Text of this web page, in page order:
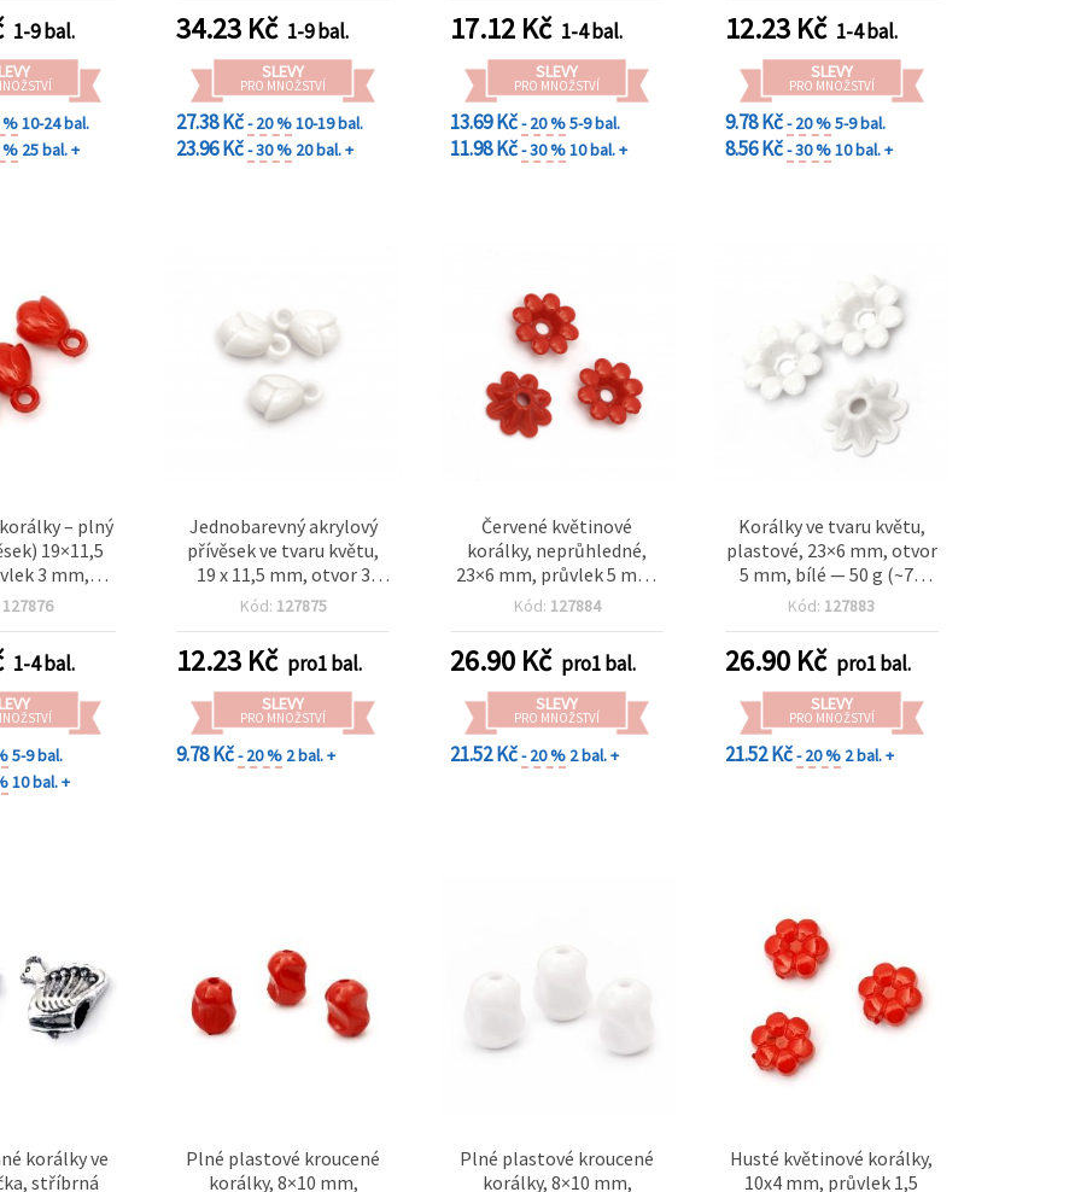
20 g ~195
a výrobu
1-9 bal.
%10-24 bal.
% 25 bal. +
34.23 Kč 1-9 bal.
SLEVY
PRO MNOŽSTVÍ
27.38 Kč- 20 %10-19 bal.
23.96 Kč- 30 % 20 bal. +
17.12 Kč 1-4 bal.
SLEVY
PRO MNOŽSTVÍ
13.69 Kč- 20 %5-9 bal.
11.98 Kč- 30 %10 bal. +
12.23Kč 1-4 bal.
SLEVY
PRO MNOŽSTVÍ
9.78 Kč- 20 %5-9 bal.
8.56 Kč- 30 %10 bal. +
– plný
19×11,5
3 mm,
g (~21 ks)
127876
1-4 bal.
5-9 bal.
10 bal. +
Jednobarevný akrylový
přívěsek ve tvaru květu,
19 x 11,5 mm, otvor 3
mm, bílý, 20 g (cca 21 ks)
Kód: 127875
12.23 Kč pro1 bal.
SLEVY
PRO MNOŽSTVÍ
9.78 Kč- 20 % 2 bal. +
Červené květinové
korálky, neprůhledné,
23×6 mm, průvlek 5 mm,
50 g (~75 ks)
Kód: 127884
26.90 Kč pro1 bal.
SLEVY
PRO MNOŽSTVÍ
21.52 Kč- 20 % 2 bal. +
Korálky ve tvaru květu,
plastové, 23×6 mm, otvor
5 mm, bílé — 50 g (~75
ks), pro výrobu
šperků a dekorací
Kód: 127883
26.90Kč pro1 bal.
SLEVY
PRO MNOŽSTVÍ
21.52 Kč- 20 % 2 bal. +
korálky ve
stříbrná
Plné plastové kroucené
korálky, 8×10 mm,
Plné plastové kroucené
korálky, 8×10 mm,
Husté květinové korálky,
10x4 mm, průvlek 1,5